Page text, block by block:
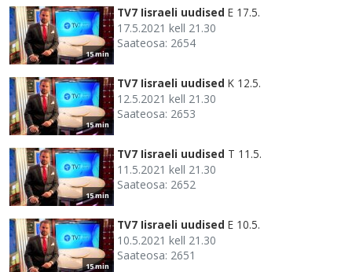
15 min
TV7 Iisraeli uudised E 17.5.
17.5.2021 kell 21.30
Saateosa: 2654
15 min
TV7 Iisraeli uudised K 12.5.
12.5.2021 kell 21.30
Saateosa: 2653
15 min
TV7 Iisraeli uudised T 11.5.
11.5.2021 kell 21.30
Saateosa: 2652
15 min
TV7 Iisraeli uudised E 10.5.
10.5.2021 kell 21.30
Saateosa: 2651